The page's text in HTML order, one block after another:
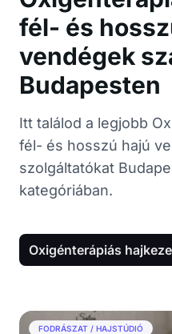
fél- és
vendégek
Budapesten
Itt találod a legjobb
fél- és hosszú hajú
szolgáltatókat
kategóriában.
Oxigénterápiás
FODRÁSZAT / HAJSTÚDIÓ